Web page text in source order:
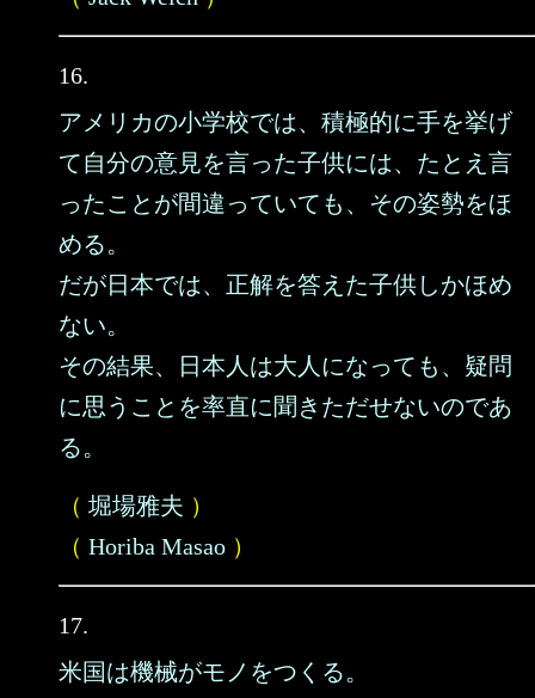
16.
アメリカの小学校では、積極的に手を挙げ
て自分の意見を言った子供には、たとえ言
ったことが間違っていても、その姿勢をほ
める。
だが日本では、正解を答えた子供しかほめ
ない。
その結果、日本人は大人になっても、疑問
に思うことを率直に聞きただせないのであ
る。
（ 堀場雅夫 ）
（ Horiba Masao ）
17.
米国は機械がモノをつくる。